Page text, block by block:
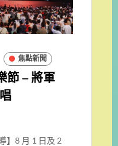
焦點新聞
節 – 將軍
】8 月 1 日及 2